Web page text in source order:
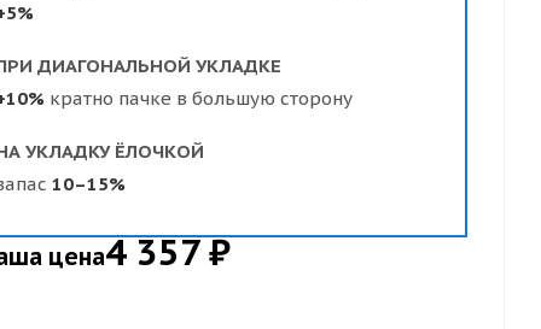
ДИАГОНАЛЬНОЙ УКЛАДКЕ
кратно пачке в большую сторону
УКЛАДКУ ЁЛОЧКОЙ
10–15%
цена4 357 ₽